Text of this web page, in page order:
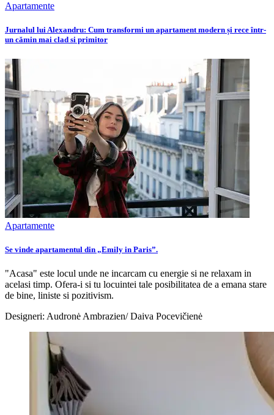
Apartamente
Jurnalul lui Alexandru: Cum transformi un apartament modern și rece într-
un cămin mai clad si primitor
Apartamente
Se vinde apartamentul din „Emily in Paris”.
"Acasa" este locul unde ne incarcam cu energie si ne relaxam in
acelasi timp. Ofera-i si tu locuintei tale posibilitatea de a emana stare
de bine, liniste si pozitivism.
Designeri: Audronė Ambrazien/ Daiva Pocevičienė